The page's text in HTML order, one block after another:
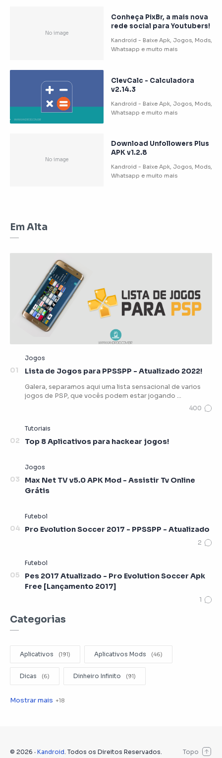
Conheça PixBr, a mais nova
rede social para Youtubers!
ClevCalc - Calculadora
v2.14.3
Download Unfollowers Plus
APK v1.2.8
Em Alta
Lista de Jogos para PPSSPP - Atualizado 2022!
Galera, separamos aqui uma lista sensacional de varios
jogos de PSP, que vocês podem estar jogando …
Top 8 Aplicativos para hackear jogos!
Max Net TV v5.0 APK Mod - Assistir Tv Online
Grátis
Pro Evolution Soccer 2017 - PPSSPP - Atualizado
Pes 2017 Atualizado - Pro Evolution Soccer Apk
Free [Lançamento 2017]
Categorias
Aplicativos Aplicativos Mods
Dicas Dinheiro Infinito
Editar Videos
© 2026 ‧ Kandroid . Todos os Direitos Reservados.